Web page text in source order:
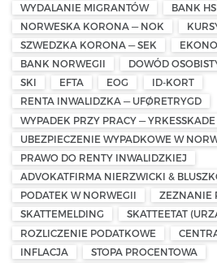
WYDALANIE MIGRANTÓW
BANK
NORWESKA KORONA — NOK
SZWEDZKA KORONA — SEK
BANK NORWEGII
DOWÓD
SKI
EFTA EOG
ID-KORT
RENTA INWALIDZKA — UFØRETRYGD
WYPADEK PRZY PRACY — YRKESSKADE
UBEZPIECZENIE WYPADKOWE W
PRAWO DO RENTY INWALIDZKIEJ
ADVOKATFIRMA NIERZWICKI &
PODATEK W NORWEGII
ZEZNANIE
SKATTEMELDING
SKATTEETAT
ROZLICZENIE PODATKOWE
INFLACJA
STOPA PROCENTOWA